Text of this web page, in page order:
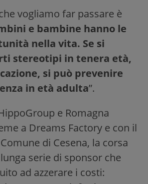
vogliamo far passare è
e bambine hanno le
nella vita. Se si
stereotipi in tenera età,
si può prevenire
in età adulta”.
e Romagna
a Dreams Factory e con il
di Cesena, la corsa
serie di sponsor che
ad azzerare i costi: